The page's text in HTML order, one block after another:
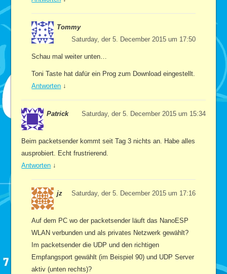
Tommy
Saturday, der 5. December 2015 um 17:50
Schau mal weiter unten…
Toni Taste hat dafür ein Prog zum Download eingestellt.
Antworten ↓
Patrick Saturday, der 5. December 2015 um 15:34
Beim packetsender kommt seit Tag 3 nichts an. Habe alles
ausprobiert. Echt frustrierend.
Antworten ↓
jz Saturday, der 5. December 2015 um 17:16
Auf dem PC wo der packetsender läuft das NanoESP
WLAN verbunden und als privates Netzwerk gewählt?
Im packetsender die UDP und den richtigen
Empfangsport gewählt (im Beispiel 90) und UDP Server
aktiv (unten rechts)?